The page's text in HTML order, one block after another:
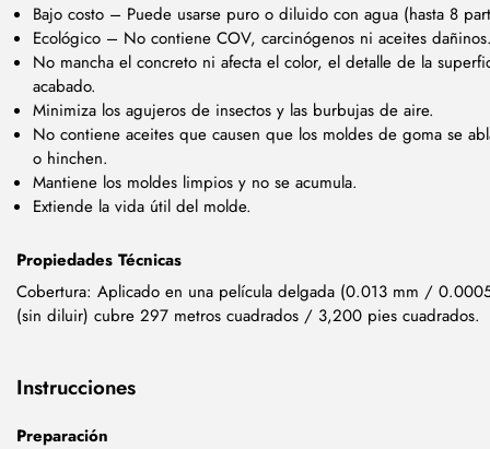
Bajo costo – Puede usarse puro o diluido con agua (hasta 8
Ecológico – No contiene COV, carcinógenos ni aceites
No mancha el concreto ni afecta el color, el detalle de la
acabado.
Minimiza los agujeros de insectos y las burbujas de aire.
No contiene aceites que causen que los moldes de goma se
o hinchen.
Mantiene los moldes limpios y no se acumula.
Extiende la vida útil del molde.
Propiedades Técnicas
Cobertura: Aplicado en una película delgada (0.013 mm /
(sin diluir) cubre 297 metros cuadrados / 3,200 pies cuadrados.
Instrucciones
Preparación